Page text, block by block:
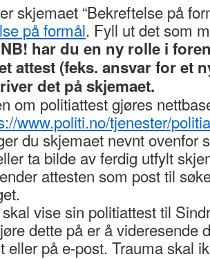
skjemaet “Bekreftelse på
på formål. Fyll ut det som
NB! har du en ny rolle i
attest (feks. ansvar for et
det på skjemaet.
om politiattest gjøres
www.politi.no/tjenester/
du skjemaet nevnt ovenfor
ta bilde av ferdig utfylt
attesten som post til
vise sin politiattest til
dette på er å videresende
eller på e-post. Trauma skal